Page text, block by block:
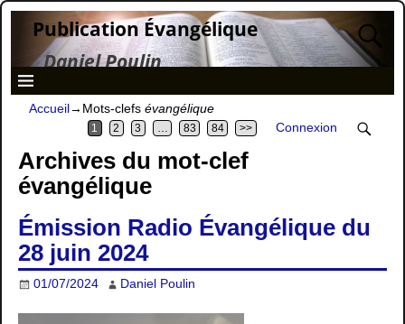
Publication Évangélique
Daniel Poulin
Accueil→Mots-clefs évangélique
1 2 3 … 83 84 >> Connexion
Archives du mot-clef
évangélique
Émission Radio Évangélique du
28 juin 2024
01/07/2024 Daniel Poulin